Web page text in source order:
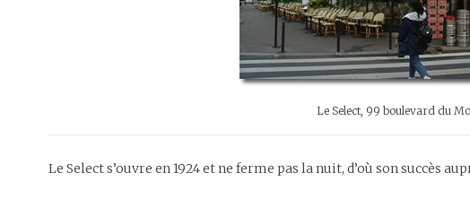
Le Select, 99 boulevard du
Le Select s’ouvre en 1924 et ne ferme pas la nuit, d’où son succès